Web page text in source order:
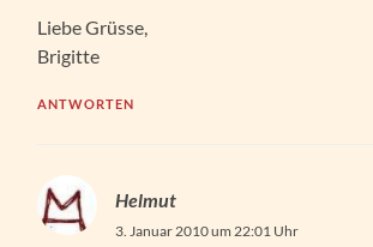
Liebe Grüsse,
Brigitte
ANTWORTEN
Helmut
3. Januar 2010 um 22:01 Uhr